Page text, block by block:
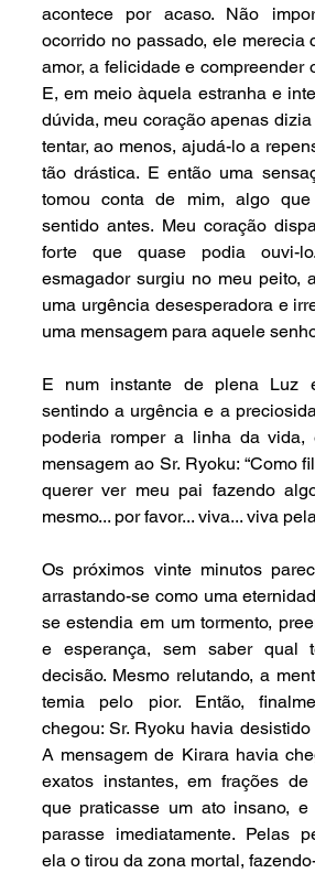
acontece por acaso. Não
ocorrido no passado, ele merecia
amor, a felicidade e compreender
E, em meio àquela estranha e
dúvida, meu coração apenas
tentar, ao menos, ajudá-lo a
tão drástica. E então uma
tomou conta de mim, algo
sentido antes. Meu coração
forte que quase podia ouvi-
esmagador surgiu no meu peito,
uma urgência desesperadora e
uma mensagem para aquele
E num instante de plena Luz
sentindo a urgência e a
poderia romper a linha da vida,
mensagem ao Sr. Ryoku: “Como
querer ver meu pai fazendo
mesmo... por favor... viva... viva
Os próximos vinte minutos
arrastando-se como uma
se estendia em um tormento,
e esperança, sem saber qual
decisão. Mesmo relutando, a
temia pelo pior. Então,
chegou: Sr. Ryoku havia
A mensagem de Kirara havia
exatos instantes, em frações de
que praticasse um ato insano,
parasse imediatamente. Pelas
ela o tirou da zona mortal,